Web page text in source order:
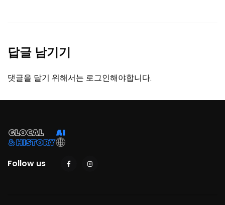
답글 남기기
댓글을 달기 위해서는 로그인해야합니다.
Follow us